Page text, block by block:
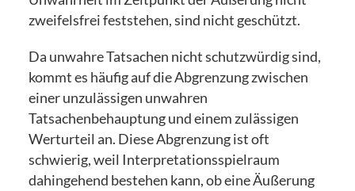
zweifelsfrei feststehen, sind nicht geschützt.
Da unwahre Tatsachen nicht schutzwürdig sind,
kommt es häufig auf die Abgrenzung zwischen
einer unzulässigen unwahren
Tatsachenbehauptung und einem zulässigen
Werturteil an. Diese Abgrenzung ist oft
schwierig, weil Interpretationsspielraum
dahingehend bestehen kann, ob eine Äußerung